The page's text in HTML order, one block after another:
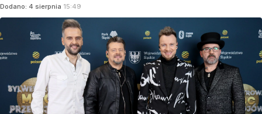
Dodano: 4 sierpnia 15:49